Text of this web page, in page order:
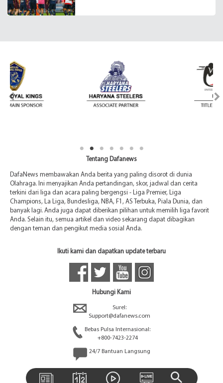
Tentang Dafanews
DafaNews membawakan Anda berita yang paling disorot di dunia
Olahraga. Ini menyajikan Anda pertandingan, skor, jadwal dan cerita
terkini dari liga dan acara paling bergengsi - Liga Premier, Liga
Champions, La Liga, Bundesliga, NBA, F1, AS Terbuka, Piala Dunia, dan
banyak lagi. Anda juga dapat diberikan pilihan untuk memilih liga favorit
Anda. Selain itu, semua artikel dan video sekarang dapat dibagikan
dengan teman dan pengikut media sosial Anda.
Ikuti kami dan dapatkan update terbaru
Hubungi Kami
Surel:
Support@dafanews.com
Bebas Pulsa Internasional:
+800-7423-2274
24/7 Bantuan Langsung